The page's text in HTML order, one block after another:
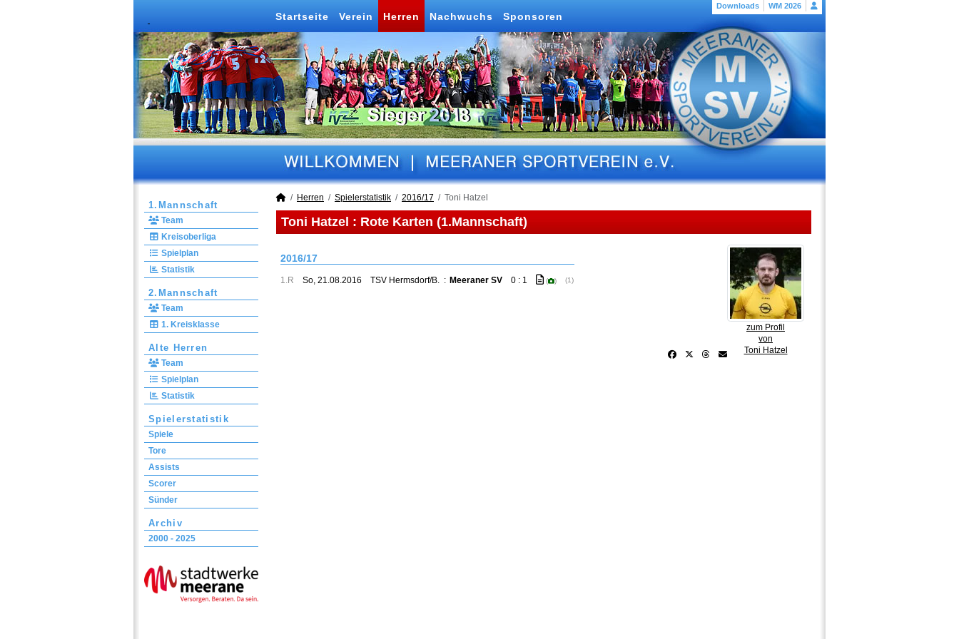
Downloads WM 2026
Startseite Verein Herren Nachwuchs Sponsoren
1.Mannschaft
Team
Kreisoberliga
Spielplan
Statistik
2.Mannschaft
Team
1. Kreisklasse
Alte Herren
Team
Spielplan
Statistik
Spielerstatistik
Spiele
Tore
Assists
Scorer
Sünder
Archiv
2000 - 2025
Herren Spielerstatistik 2016/17 Toni Hatzel
Toni Hatzel : Rote Karten (1.Mannschaft)
zum Profil
von
Toni Hatzel
2016/17
1.R So, 21.08.2016 TSV Hermsdorf/B. : Meeraner SV 0 : 1 ( ) (1)